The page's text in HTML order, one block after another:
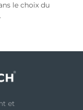
le choix du
et